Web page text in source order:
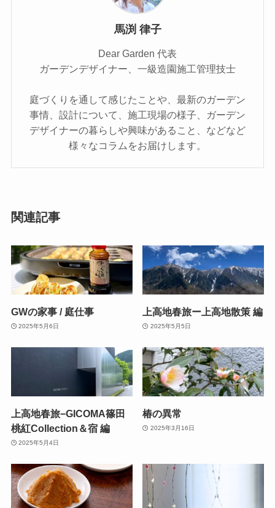
馬渕 律子
Dear Garden 代表
ガーデンデザイナー、一級造園施工管理技士
庭づくりを通して感じたことや、最新のガーデン
事情、設計について、施工現場の様子、ガーデン
デザイナーの暮らしや興味があること、などなど
様々なコラムをお届けします。
関連記事
GWの家事 / 庭仕事
2025年5月6日
上高地春旅ー上高地散策 編
2025年5月5日
上高地春旅−GICOMA篠田
桃紅Collection＆宿 編
2025年5月4日
椿の異常
2025年3月16日